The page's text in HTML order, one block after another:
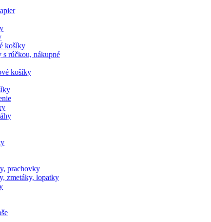
košíky
s rúčkou, nákupné
košíky
prachovky
zmetáky, lopatky